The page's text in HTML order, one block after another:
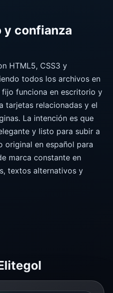
y confianza
HTML5, CSS3 y
todos los archivos en
fijo funciona en escritorio y
tarjetas relacionadas y el
La intención es que
y listo para subir a
original en español para
marca constante en
textos alternativos y